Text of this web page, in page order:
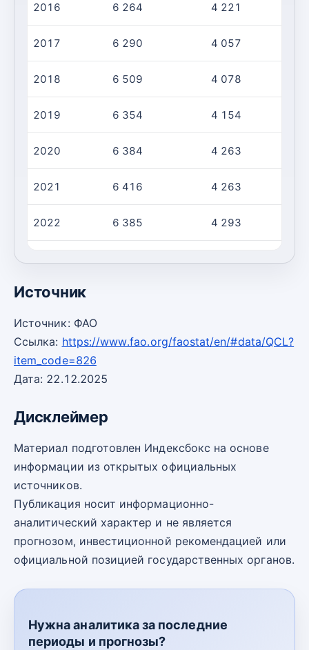
2016 6 264 4 221
2017 6 290 4 057
2018 6 509 4 078
2019 6 354 4 154
2020 6 384 4 263
2021 6 416 4 263
2022 6 385 4 293
Источник
Источник: ФАО
Ссылка: https://www.fao.org/faostat/en/#data/QCL?
item_code=826
Дата: 22.12.2025
Дисклеймер
Материал подготовлен Индексбокс на основе
информации из открытых официальных
источников.
Публикация носит информационно-
аналитический характер и не является
прогнозом, инвестиционной рекомендацией или
официальной позицией государственных органов.
Нужна аналитика за последние
периоды и прогнозы?